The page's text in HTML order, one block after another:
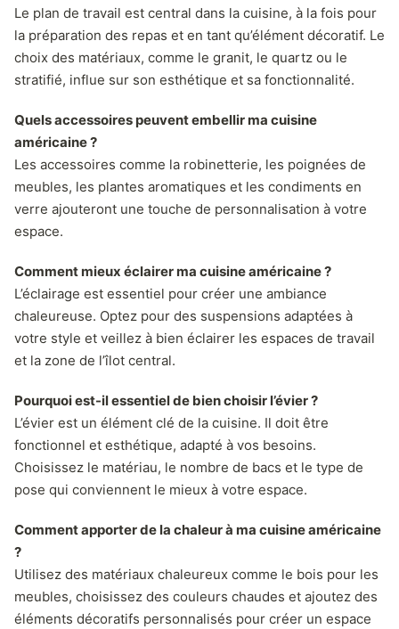
Le plan de travail est central dans la cuisine, à la fois pour
la préparation des repas et en tant qu’élément décoratif. Le
choix des matériaux, comme le granit, le quartz ou le
stratifié, influe sur son esthétique et sa fonctionnalité.
Quels accessoires peuvent embellir ma cuisine
américaine ?
Les accessoires comme la robinetterie, les poignées de
meubles, les plantes aromatiques et les condiments en
verre ajouteront une touche de personnalisation à votre
espace.
Comment mieux éclairer ma cuisine américaine ?
L’éclairage est essentiel pour créer une ambiance
chaleureuse. Optez pour des suspensions adaptées à
votre style et veillez à bien éclairer les espaces de travail
et la zone de l’îlot central.
Pourquoi est-il essentiel de bien choisir l’évier ?
L’évier est un élément clé de la cuisine. Il doit être
fonctionnel et esthétique, adapté à vos besoins.
Choisissez le matériau, le nombre de bacs et le type de
pose qui conviennent le mieux à votre espace.
Comment apporter de la chaleur à ma cuisine américaine
?
Utilisez des matériaux chaleureux comme le bois pour les
meubles, choisissez des couleurs chaudes et ajoutez des
éléments décoratifs personnalisés pour créer un espace